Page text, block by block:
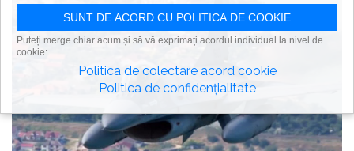
SUNT DE ACORD CU POLITICA DE COOKIE
Puteți merge chiar acum și să vă exprimați acordul individual la nivel de
cookie:
Politica de colectare acord cookie
Politica de confidențialitate